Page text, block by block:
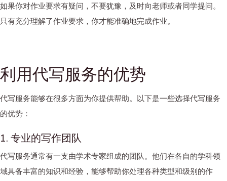
如果你对作业要求有疑问，不要犹豫，及时向老师或者同学提问。
只有充分理解了作业要求，你才能准确地完成作业。
利用代写服务的优势
代写服务能够在很多方面为你提供帮助。以下是一些选择代写服务
的优势：
1. 专业的写作团队
代写服务通常有一支由学术专家组成的团队。他们在各自的学科领
域具备丰富的知识和经验，能够帮助你处理各种类型和级别的作